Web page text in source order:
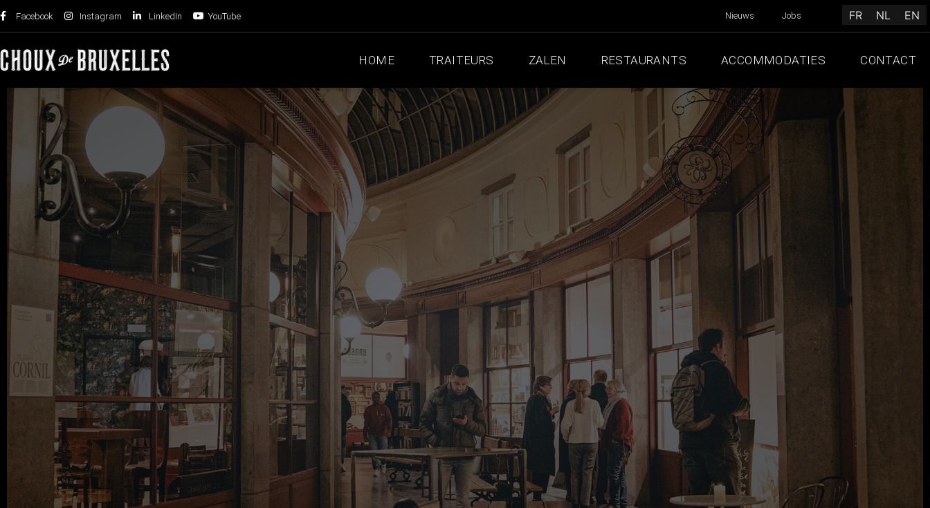
Facebook Instagram LinkedIn YouTube Nieuws Jobs FR NL EN
HOME TRAITEURS ZALEN RESTAURANTS ACCOMMODATIES CONTACT